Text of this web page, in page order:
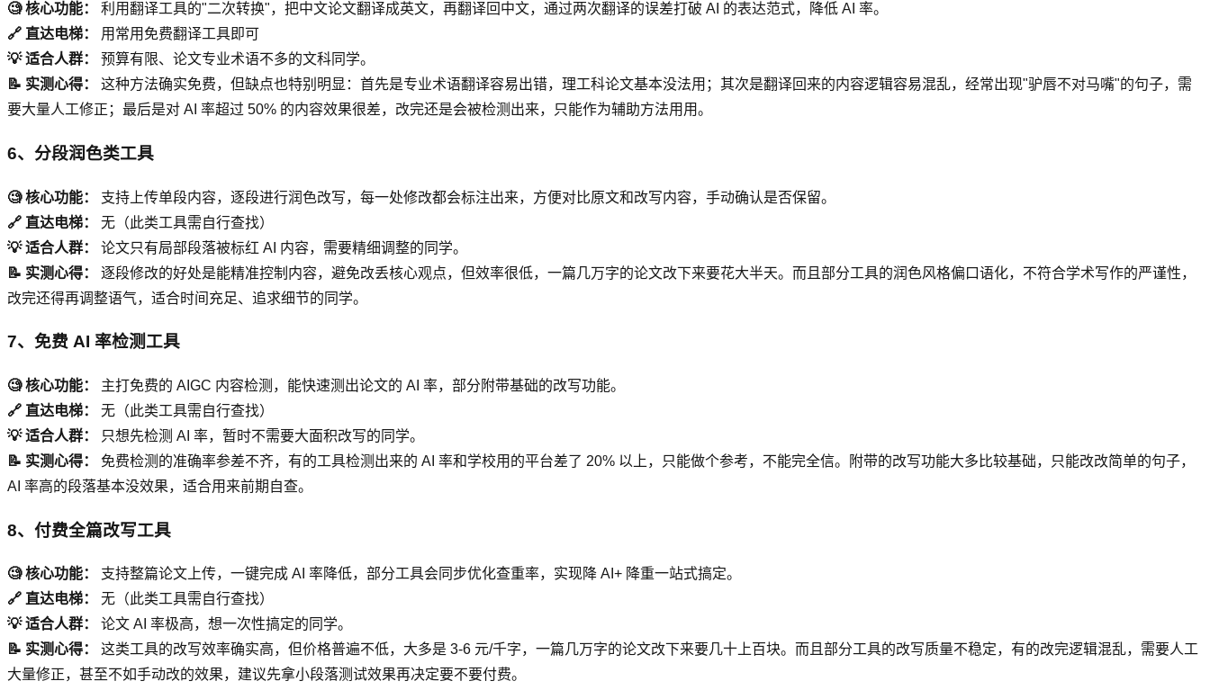
🧐 核心功能：
利用翻译工具的"二次转换"，把中文论文翻译成英文，再翻译回中文，通过两次翻译的误差打破 AI 的表达范式，降低 AI 率。
🔗 直达电梯：
用常用免费翻译工具即可
💡 适合人群：
预算有限、论文专业术语不多的文科同学。
📝 实测心得：
这种方法确实免费，但缺点也特别明显：首先是专业术语翻译容易出错，理工科论文基本没法用；其次是翻译回来的内容逻辑容易混乱，经常出现"驴唇不对马嘴"的句子，需
要大量人工修正；最后是对 AI 率超过 50% 的内容效果很差，改完还是会被检测出来，只能作为辅助方法用用。
6、分段润色类工具
🧐 核心功能：
支持上传单段内容，逐段进行润色改写，每一处修改都会标注出来，方便对比原文和改写内容，手动确认是否保留。
🔗 直达电梯：
无（此类工具需自行查找）
💡 适合人群：
论文只有局部段落被标红 AI 内容，需要精细调整的同学。
📝 实测心得：
逐段修改的好处是能精准控制内容，避免改丢核心观点，但效率很低，一篇几万字的论文改下来要花大半天。而且部分工具的润色风格偏口语化，不符合学术写作的严谨性，
改完还得再调整语气，适合时间充足、追求细节的同学。
7、免费 AI 率检测工具
🧐 核心功能：
主打免费的 AIGC 内容检测，能快速测出论文的 AI 率，部分附带基础的改写功能。
🔗 直达电梯：
无（此类工具需自行查找）
💡 适合人群：
只想先检测 AI 率，暂时不需要大面积改写的同学。
📝 实测心得：
免费检测的准确率参差不齐，有的工具检测出来的 AI 率和学校用的平台差了 20% 以上，只能做个参考，不能完全信。附带的改写功能大多比较基础，只能改改简单的句子，
AI 率高的段落基本没效果，适合用来前期自查。
8、付费全篇改写工具
🧐 核心功能：
支持整篇论文上传，一键完成 AI 率降低，部分工具会同步优化查重率，实现降 AI+ 降重一站式搞定。
🔗 直达电梯：
无（此类工具需自行查找）
💡 适合人群：
论文 AI 率极高，想一次性搞定的同学。
📝 实测心得：
这类工具的改写效率确实高，但价格普遍不低，大多是 3-6 元/千字，一篇几万字的论文改下来要几十上百块。而且部分工具的改写质量不稳定，有的改完逻辑混乱，需要人工
大量修正，甚至不如手动改的效果，建议先拿小段落测试效果再决定要不要付费。